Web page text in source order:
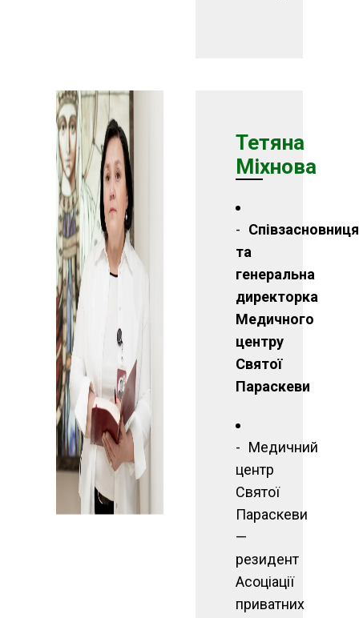
Тетяна
Міхнова
Співзасновниця
та
генеральна
директорка
Медичного
центру
Святої
Параскеви
Медичний
центр
Святої
Параскеви
—
резидент
Асоціації
приватних